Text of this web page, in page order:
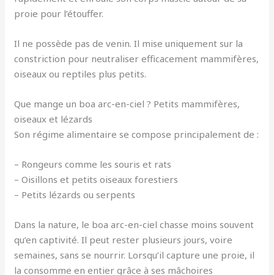
proie pour l’étouffer.
Il ne possède pas de venin. Il mise uniquement sur la
constriction pour neutraliser efficacement mammifères,
oiseaux ou reptiles plus petits.
Que mange un boa arc-en-ciel ? Petits mammifères,
oiseaux et lézards
Son régime alimentaire se compose principalement de :
– Rongeurs comme les souris et rats
– Oisillons et petits oiseaux forestiers
– Petits lézards ou serpents
Dans la nature, le boa arc-en-ciel chasse moins souvent
qu’en captivité. Il peut rester plusieurs jours, voire
semaines, sans se nourrir. Lorsqu’il capture une proie, il
la consomme en entier grâce à ses mâchoires